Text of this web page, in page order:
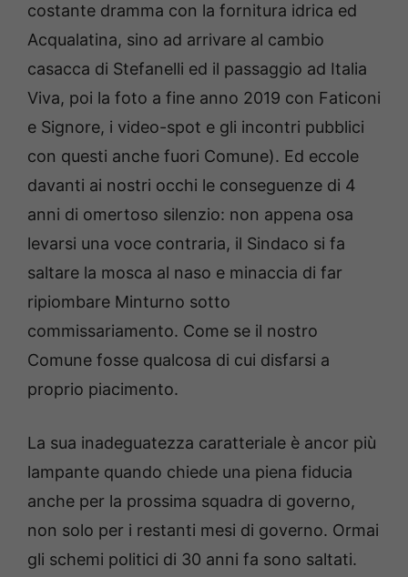
costante dramma con la fornitura idrica ed
Acqualatina, sino ad arrivare al cambio
casacca di Stefanelli ed il passaggio ad Italia
Viva, poi la foto a fine anno 2019 con Faticoni
e Signore, i video-spot e gli incontri pubblici
con questi anche fuori Comune). Ed eccole
davanti ai nostri occhi le conseguenze di 4
anni di omertoso silenzio: non appena osa
levarsi una voce contraria, il Sindaco si fa
saltare la mosca al naso e minaccia di far
ripiombare Minturno sotto
commissariamento. Come se il nostro
Comune fosse qualcosa di cui disfarsi a
proprio piacimento.
La sua inadeguatezza caratteriale è ancor più
lampante quando chiede una piena fiducia
anche per la prossima squadra di governo,
non solo per i restanti mesi di governo. Ormai
gli schemi politici di 30 anni fa sono saltati.